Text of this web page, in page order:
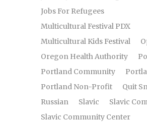
Jobs For Refugees
Multicultural Festival PDX
Multicultural Kids Festival
Oregon Health Authority
Portland Community
Portland Non-Profit
Quit
Russian
Slavic
Slavic
Slavic Community Center